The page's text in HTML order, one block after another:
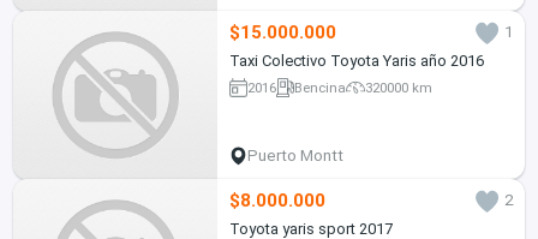
$15.000.000
1
Taxi Colectivo Toyota Yaris año 2016
2016 Bencina 320000 km
Puerto Montt
$8.000.000
2
Toyota yaris sport 2017